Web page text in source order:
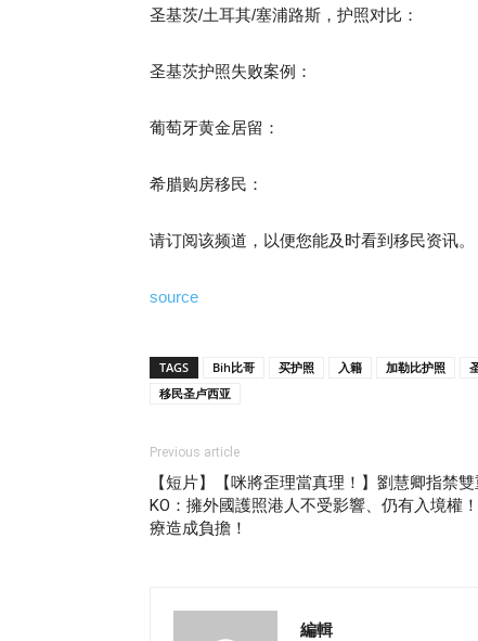
圣基茨/土耳其/塞浦路斯，护照对比：
圣基茨护照失败案例：
葡萄牙黄金居留：
希腊购房移民：
请订阅该频道，以便您能及时看到移民资讯。
source
TAGS Bih比哥 买护照 入籍 加勒比护照
移民圣卢西亚
Previous article
【短片】【咪將歪理當真理！】劉慧卿指禁
KO：擁外國護照港人不受影響、仍有入境權
療造成負擔！
編輯